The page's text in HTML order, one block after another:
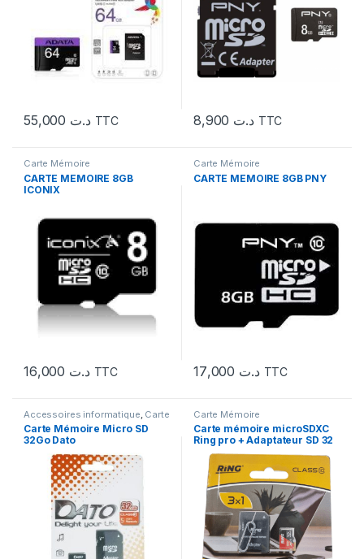
د.ت TTC د.ت TTC
Carte Mémoire
CARTE MEMOIRE 8GB
ICONIX
د.ت TTC
Carte Mémoire
CARTE MEMOIRE 8GB PNY
د.ت TTC
Accessoires informatique Carte
Mémoire ,Informatique
Carte Mémoire Micro SD
32Go Dato
Carte Mémoire
Carte mémoire microSDXC
Ring pro + Adaptateur SD 32